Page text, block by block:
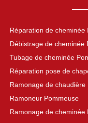
Réparation de cheminée
Débistrage de cheminée
Tubage de cheminée
Réparation pose de
Ramonage de chaudière
Ramoneur Pommeuse
Ramonage de cheminée